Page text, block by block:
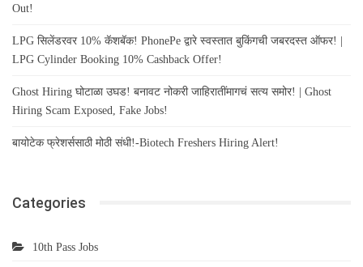
Out!
LPG सिलेंडरवर 10% कॅशबॅक! PhonePe द्वारे स्वस्तात बुकिंगची जबरदस्त ऑफर! |
LPG Cylinder Booking 10% Cashback Offer!
Ghost Hiring घोटाळा उघड! बनावट नोकरी जाहिरातींमागचं सत्य समोर! | Ghost
Hiring Scam Exposed, Fake Jobs!
बायोटेक फ्रेशर्ससाठी मोठी संधी!-Biotech Freshers Hiring Alert!
Categories
10th Pass Jobs